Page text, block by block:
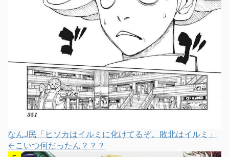
なんJ民「ヒソカはイルミに化けてるぞ。敗北はイルミ」
←こいつ何だったん？？？